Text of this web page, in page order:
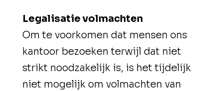
Legalisatie volmachten
Om te voorkomen dat mensen ons
kantoor bezoeken terwijl dat niet
strikt noodzakelijk is, is het tijdelijk
niet mogelijk om volmachten van